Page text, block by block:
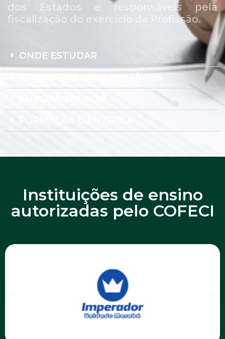
dos Estados e responsáveis pela
fiscalização do exercício da Profissão.
ONDE ESTUDAR
REQUISITOS INDISPENSÁVEIS
Instituições de ensino
autorizadas pelo COFECI